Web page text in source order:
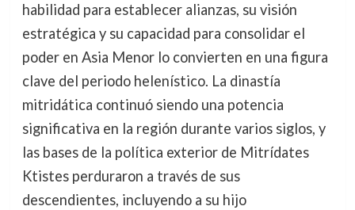
habilidad para establecer alianzas, su visión
estratégica y su capacidad para consolidar el
poder en Asia Menor lo convierten en una figura
clave del periodo helenístico. La dinastía
mitridática continuó siendo una potencia
significativa en la región durante varios siglos, y
las bases de la política exterior de Mitrídates
Ktistes perduraron a través de sus
descendientes, incluyendo a su hijo